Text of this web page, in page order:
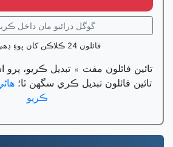
گوگل ڊرائيو مان داخل
*فائلون 24 ڪلاڪن کان پوءِ ڊهي ويون
100 GB تائين فائلون تبديل ڪري سگهن ٿا؛
ڪريو